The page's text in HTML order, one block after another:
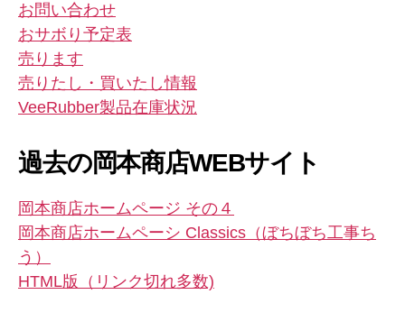
お問い合わせ
おサボり予定表
売ります
売りたし・買いたし情報
VeeRubber製品在庫状況
過去の岡本商店WEBサイト
岡本商店ホームページ その４
岡本商店ホームペーシ Classics（ぼちぼち工事ち
う）
HTML版（リンク切れ多数)